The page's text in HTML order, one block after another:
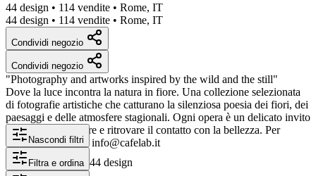
44 design • 114 vendite • Rome, IT
44 design • 114 vendite • Rome, IT
Condividi negozio
Condividi negozio
"Photography and artworks inspired by the wild and the still"
Dove la luce incontra la natura in fiore. Una collezione selezionata
di fotografie artistiche che catturano la silenziosa poesia dei fiori, dei
paesaggi e delle atmosfere stagionali. Ogni opera è un delicato invito
a fermarsi, osservare e ritrovare il contatto con la bellezza. Per
contatti o richieste: info@cafelab.it
Nascondi filtri
Filtra e ordina 44 design